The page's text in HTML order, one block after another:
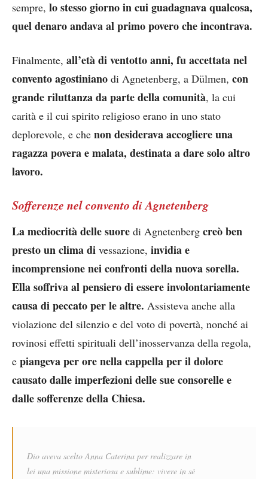
sempre, lo stesso giorno in cui guadagnava qualcosa,
quel denaro andava al primo povero che incontrava.
Finalmente, all’età di ventotto anni, fu accettata nel
convento agostiniano di Agnetenberg, a Dülmen, con
grande riluttanza da parte della comunità, la cui
carità e il cui spirito religioso erano in uno stato
deplorevole, e che non desiderava accogliere una
ragazza povera e malata, destinata a dare solo altro
lavoro.
Sofferenze nel convento di Agnetenberg
La mediocrità delle suore di Agnetenberg creò ben
presto un climadi vessazione, invidia e
incomprensione nei confronti della nuova sorella.
Ella soffriva al pensiero di essere involontariamente
causa di peccato per le altre. Assisteva anche alla
violazione del silenzio e del voto di povertà, nonché ai
rovinosi effetti spirituali dell’inosservanza della regola,
e piangeva per ore nella cappella per il dolore
causato dalle imperfezioni delle sue consorelle e
dalle sofferenze della Chiesa.
Dio aveva scelto Anna Caterina per realizzare in
lei una missione misteriosa e sublime: vivere in sé